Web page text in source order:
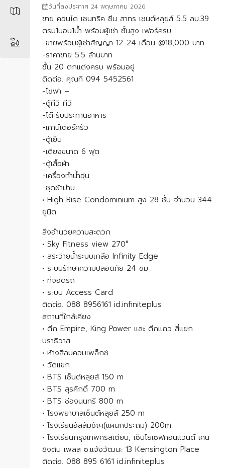
วันที่ลงประกาศ 24 พฤษภาคม 2026
ขาย คอนโด เซนทริค ซีน สาทร เซนต์หลุยส์ 5.5 ลบ.39
ตรม1นอน1น้ำ พร้อมผู้เช่า ชั้นสูง เฟอร์ครบ
-ขายพร้อมผู้เช่าสัญญา 12-24 เดือน @18,000 บาท
-ราคาขาย 5.5 ล้านบาท
ชั้น 20 ตกแต่งครบ พร้อมอยู่
ติดต่อ. คุณที 094 5452561
-โซฟา –
-ตู้ทีวี ทีวี
-โต๊ะรับประทานอาหาร
-เคาน์เตอร์ครัว
-ตู้เย็น
-เตียงขนาด 6 ฟุต
-ตู้เสื้อผ้า
-เครื่องทำน้ำอุ่น
-ชุดผ้าม่าน
• High Rise Condominium สูง 28 ชั้น จำนวน 344
ยูนิต
สิ่งอำนวยความสะดวก
• Sky Fitness view 270°
• สระว่ายน้ำระบบเกลือ Infinity Edge
• ระบบรักษาความปลอดภัย 24 ชม
• ที่จอดรถ
• ระบบ Access Card
ติดต่อ. 088 8956161 id.infiniteplus
สถานที่ใกล้เคียง
• ตึก Empire, King Power และ ตึกแถว สี่แยก
นราธิวาส
• ห้างสีลมคอมเพล็กซ์
• วัดแขก
• BTS เซ็นต์หลุยส์ 150 m
• BTS สุรศักดิ์ 700 m
• BTS ช่องนนทรี 800 m
• โรงพยาบาลเซ็นต์หลุยส์ 250 m
• โรงเรียนอัสสัมชัญ(แผนกประถม) 200m.
• โรงเรียนกรุงเทพคริสเตียน, เซ็นโยเซฟคอนแวนต์ เคน
ซิงตัน เพลส ซ.แจ้งวัฒนะ 13 Kensington Place
ติดต่อ. 088 895 6161 id.infiniteplus